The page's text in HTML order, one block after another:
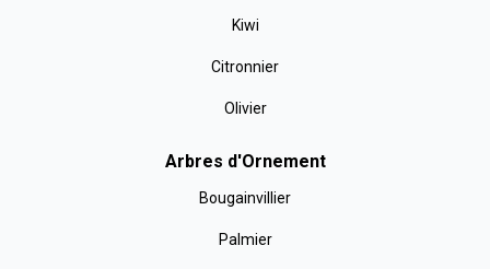
Kiwi
Citronnier
Olivier
Arbres d'Ornement
Bougainvillier
Palmier